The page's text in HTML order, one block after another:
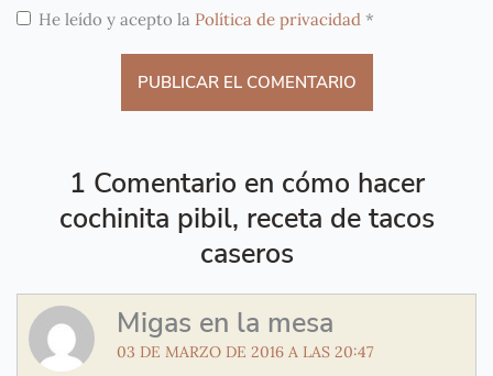
He leído y acepto la Política de privacidad *
1 Comentario en cómo hacer
cochinita pibil, receta de tacos
caseros
Migas en la mesa
03 DE MARZO DE 2016 A LAS 20:47